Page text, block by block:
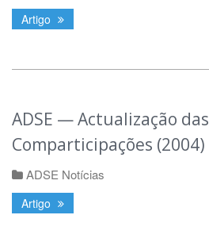
Artigo
ADSE — Actualização das
Comparticipações (2004)
ADSE Notícias
Artigo